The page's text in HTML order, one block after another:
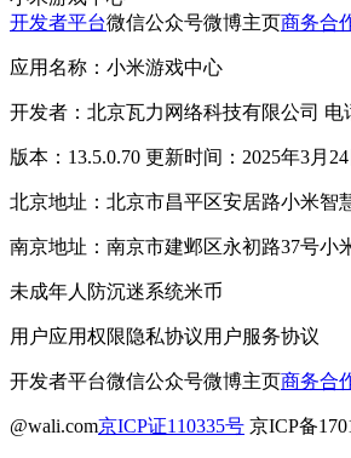
开发者平台微信公众号微博主页商务合
应用名称：小米游戏中心
开发者：北京瓦力网络科技有限公司 电
版本：13.5.0.70 更新时间：2025年3月24
北京地址：北京市昌平区安居路小米智
南京地址：南京市建邺区永初路37号小
未成年人防沉迷系统米币
用户应用权限隐私协议用户服务协议
开发者平台微信公众号微博主页商务合
@wali.com京ICP证110335号 京ICP备